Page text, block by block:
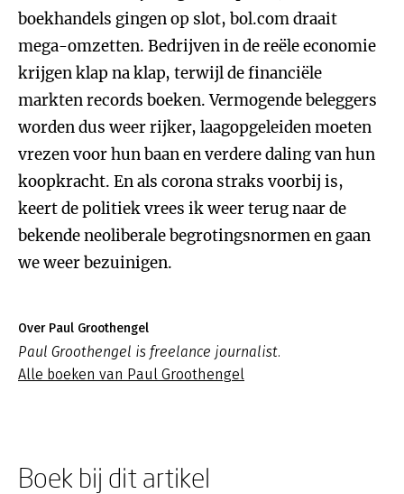
boekhandels gingen op slot, bol.com draait
mega-omzetten. Bedrijven in de reële economie
krijgen klap na klap, terwijl de financiële
markten records boeken. Vermogende beleggers
worden dus weer rijker, laagopgeleiden moeten
vrezen voor hun baan en verdere daling van hun
koopkracht. En als corona straks voorbij is,
keert de politiek vrees ik weer terug naar de
bekende neoliberale begrotingsnormen en gaan
we weer bezuinigen.
Over Paul Groothengel
Paul Groothengel is freelance journalist.
Alle boeken van Paul Groothengel
Boek bij dit artikel